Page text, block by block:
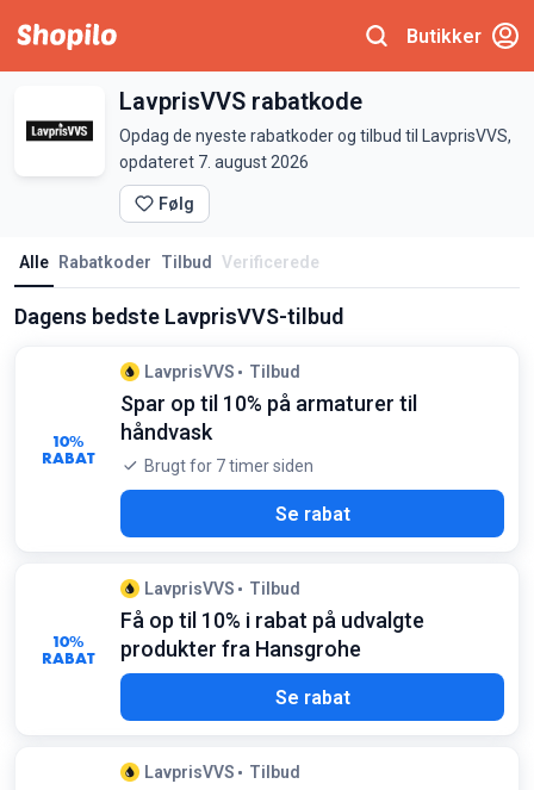
Butikker
LavprisVVS rabatkode
Opdag de nyeste rabatkoder og tilbud til LavprisVVS,
opdateret 7. august 2026
Følg
Alle Rabatkoder Tilbud Verificerede
Dagens bedste LavprisVVS-tilbud
10%
RABAT
LavprisVVS Tilbud
Spar op til 10% på armaturer til
håndvask
Brugt for 7 timer siden
Se rabat
10%
RABAT
LavprisVVS Tilbud
Få op til 10% i rabat på udvalgte
produkter fra Hansgrohe
Se rabat
LavprisVVS Tilbud